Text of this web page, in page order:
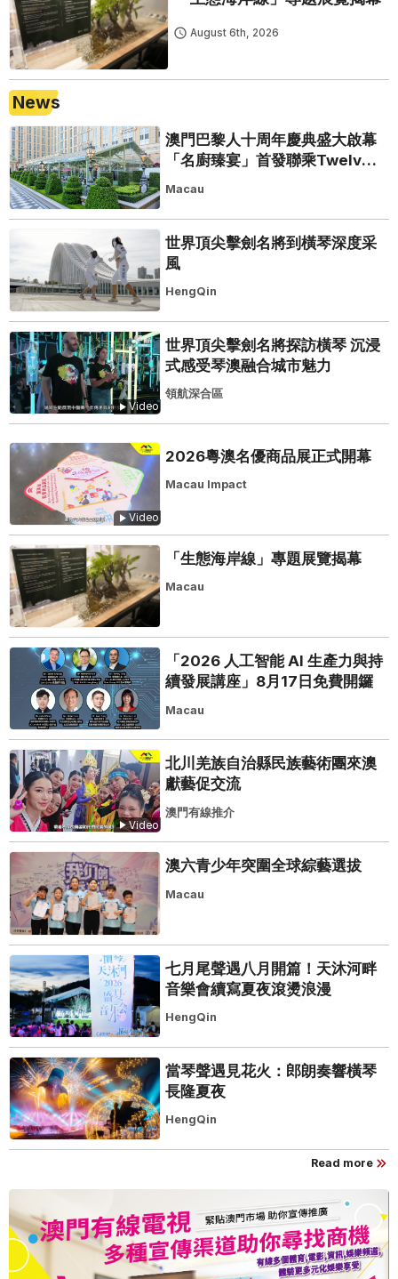
August 6th, 2026
News
澳門巴黎人十周年慶典盛大啟幕
「名廚臻宴」首發聯乘Twelve
25演繹極致法式風雅
Macau
世界頂尖擊劍名將到橫琴深度采
風
HengQin
Video
世界頂尖擊劍名將探訪橫琴 沉浸
式感受琴澳融合城市魅力
領航深合區
Video
2026粵澳名優商品展正式開幕
Macau Impact
「生態海岸線」專題展覽揭幕
Macau
「2026 人工智能 AI 生產力與持
續發展講座」8月17日免費開鑼
Macau
Video
北川羌族自治縣民族藝術團來澳
獻藝促交流
澳門有線推介
澳六青少年突圍全球綜藝選拔
Macau
七月尾聲遇八月開篇！天沐河畔
音樂會續寫夏夜滾燙浪漫
HengQin
當琴聲遇見花火：郎朗奏響橫琴
長隆夏夜
HengQin
Read more